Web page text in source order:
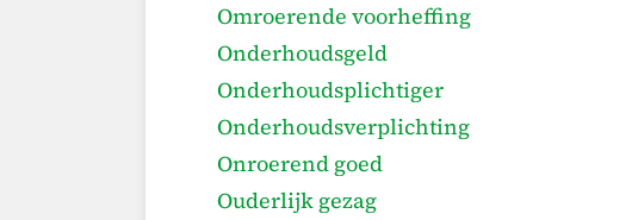
Omroerende voorheffing
Onderhoudsgeld
Onderhoudsplichtiger
Onderhoudsverplichting
Onroerend goed
Ouderlijk gezag